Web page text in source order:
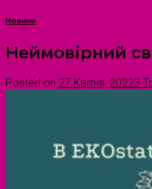
Новини
Неймовірний
Posted on 27 Квітня, 20223